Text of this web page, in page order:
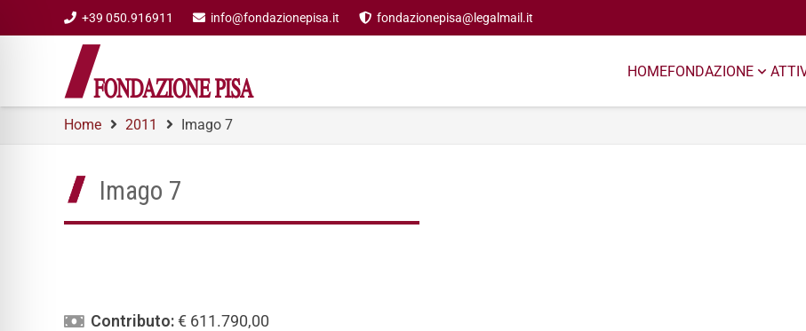
+39 050.916911 info@fondazionepisa.it fondazionepisa@legalmail.it
HOMEFONDAZIONE
Home 2011 Imago 7
Imago 7
Contributo:€ 611.790,00